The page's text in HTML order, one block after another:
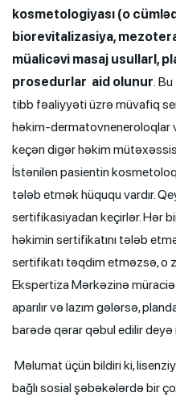
kosmetologiyası (о
biorevitalizasiya,
müalicəvi masaj usullarl,
рrоsеdurlar aid оlunur .
tibb fəaliyyəti üzrə müvafiq
həkim-dermatovneneroloqlar
keçən digər həkim
İstənilən pasientin kosmetoloq
tələb etmək hüququ vardır.
sertifikasiyadan keçirlər. Hər
həkimin sertifikatını tələb
sertifikatı təqdim etməzsə, o
Ekspertiza Mərkəzinə
aparılır və lazım gələrsə,
barədə qərar qəbul edilir deyə
Məlumat üçün bildiri ki,
bağlı sosial şəbəkələrdə bir